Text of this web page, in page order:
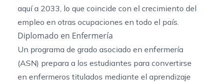
aquí a 2033, lo que coincide con el crecimiento del
empleo en otras ocupaciones en todo el país.
Diplomado en Enfermería
Un programa de grado asociado en enfermería
(ASN) prepara a los estudiantes para convertirse
en enfermeros titulados mediante el aprendizaje